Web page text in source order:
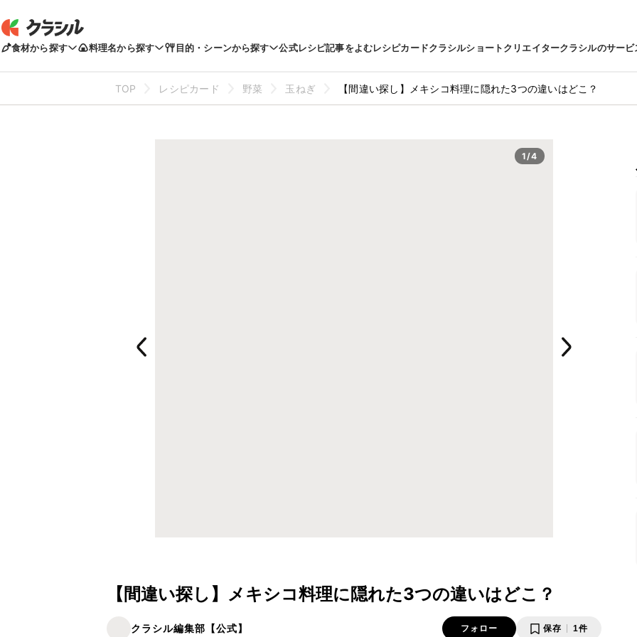
食材から探す 料理名から探す 目的・シーンから探す 公式レシピ記事をよむレシピカードクラシルショートクリエイタークラシルのサービ
TOP レシピカード 野菜 玉ねぎ 【間違い探し】メキシコ料理に隠れた3つの違いはどこ？
1/4
【間違い探し】メキシコ料理に隠れた3つの違いはどこ？
クラシル編集部【公式】 フォロー 保存 1件